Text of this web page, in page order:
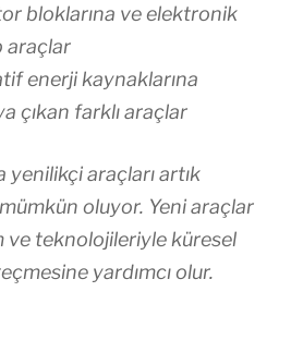
bloklarına ve elektronik
araçlar
enerji kaynaklarına
çıkan farklı araçlar
araçları artık
oluyor. Yeni araçlar
ve teknolojileriyle küresel
yardımcı olur.